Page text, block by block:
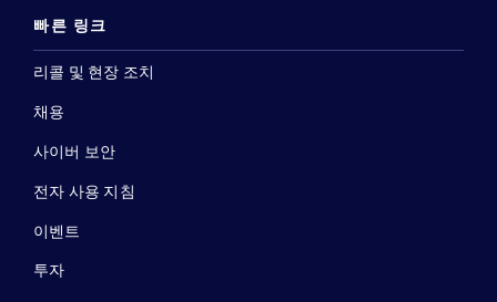
빠른 링크
리콜 및 현장 조치
채용
사이버 보안
전자 사용 지침
이벤트
투자